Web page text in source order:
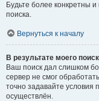
Будьте более конкретны
поиска.
Вернуться к началу
В результате моего
Ваш поиск дал слишком
сервер не смог
точно задавайте
осуществлён.